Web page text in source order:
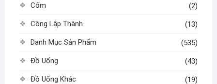
Cốm (2)
Công Lập Thành (13)
Danh Mục Sản Phẩm (535)
Đồ Uống (43)
Đồ Uống Khác (19)